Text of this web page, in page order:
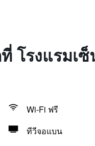
โรงแรมเ
Wi-Fi ฟรี
ทีวีจอแบน